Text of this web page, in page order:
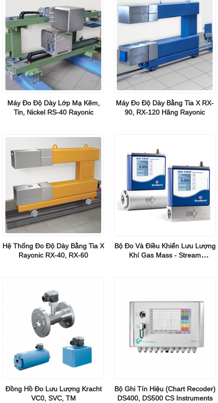
Máy Đo Độ Dày Lớp Mạ Kẽm,
Tin, Nickel RS-40 Rayonic
Máy Đo Độ Dày Bằng Tia X RX-
90, RX-120 Hãng Rayonic
Hệ Thống Đo Độ Dày Bằng Tia X
Rayonic RX-40, RX-60
Bộ Đo Và Điều Khiển Lưu Lượng
Khí Gas Mass - Stream
Đồng Hồ Đo Lưu Lượng Kracht
VC0, SVC, TM
Bộ Ghi Tín Hiệu (Chart Recoder)
DS400, DS500 CS Instruments